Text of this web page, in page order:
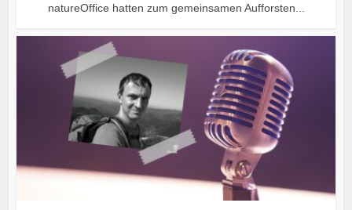
natureOffice hatten zum gemeinsamen Aufforsten...